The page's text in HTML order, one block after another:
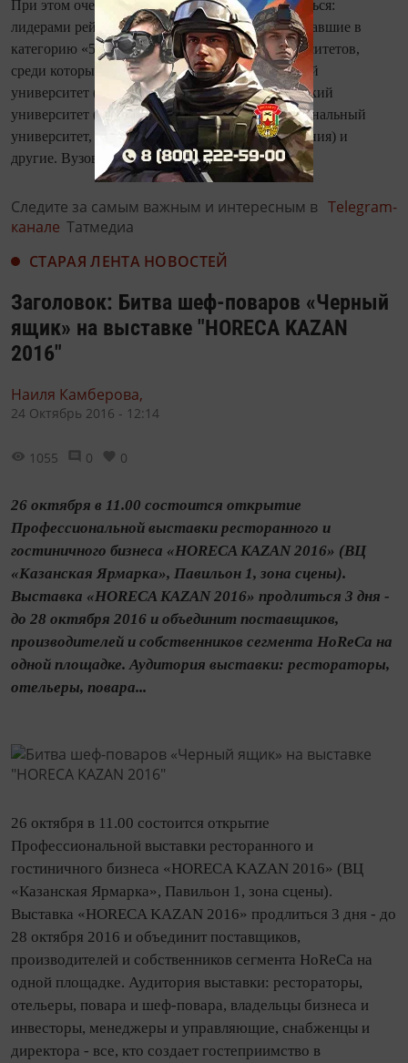
При этом очевидно, что КФУ есть, куда стремиться:
лидерами рейтинга QS Stars являются вузы, попавшие в
категорию «5 звезд +». В мире 13 таких университетов,
среди которых Массачусетский технологический
университет (США), Наньянский технологический
университет (Сингапур), Австралийский национальный
университет, Университет Глазго (Великобритания) и
другие. Вузов с рейтингом «5 звезд» около 50.
Следите за самым важным и интересным в Telegram-
канале Татмедиа
СТАРАЯ ЛЕНТА НОВОСТЕЙ
Заголовок: Битва шеф-поваров «Черный
ящик» на выставке "HORECA KAZAN
2016"
Наиля Камберова,
24 Октябрь 2016 - 12:14
1055 0 0
26 октября в 11.00 состоится открытие
Профессиональной выставки ресторанного и
гостиничного бизнеса «HORECA KAZAN 2016» (ВЦ
«Казанская Ярмарка», Павильон 1, зона сцены).
Выставка «HORECA KAZAN 2016» продлиться 3 дня -
до 28 октября 2016 и объединит поставщиков,
производителей и собственников сегмента HoReCa на
одной площадке. Аудитория выставки: рестораторы,
отельеры, повара...
26 октября в 11.00 состоится открытие
Профессиональной выставки ресторанного и
гостиничного бизнеса «HORECA KAZAN 2016» (ВЦ
«Казанская Ярмарка», Павильон 1, зона сцены).
Выставка «HORECA KAZAN 2016» продлиться 3 дня - до
28 октября 2016 и объединит поставщиков,
производителей и собственников сегмента HoReCa на
одной площадке. Аудитория выставки: рестораторы,
отельеры, повара и шеф-повара, владельцы бизнеса и
инвесторы, менеджеры и управляющие, снабженцы и
директора - все, кто создает гостеприимство в